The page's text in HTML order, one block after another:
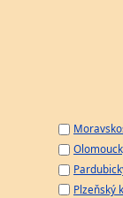
Plzeňský